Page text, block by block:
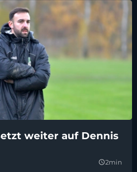
weiter auf Dennis
query_builder2min